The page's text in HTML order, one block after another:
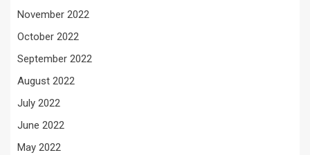
November 2022
October 2022
September 2022
August 2022
July 2022
June 2022
May 2022